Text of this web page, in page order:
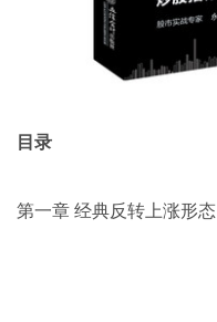
目录
第一章 经典反转上涨形态